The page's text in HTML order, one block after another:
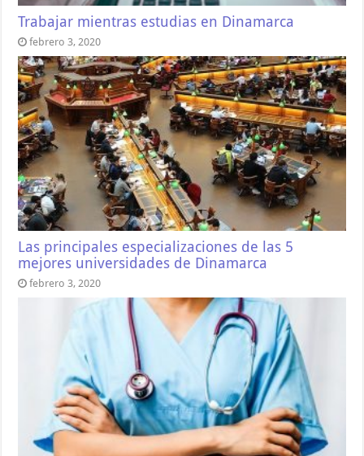
Trabajar mientras estudias en Dinamarca
febrero 3, 2020
Las principales especializaciones de las 5
mejores universidades de Dinamarca
febrero 3, 2020